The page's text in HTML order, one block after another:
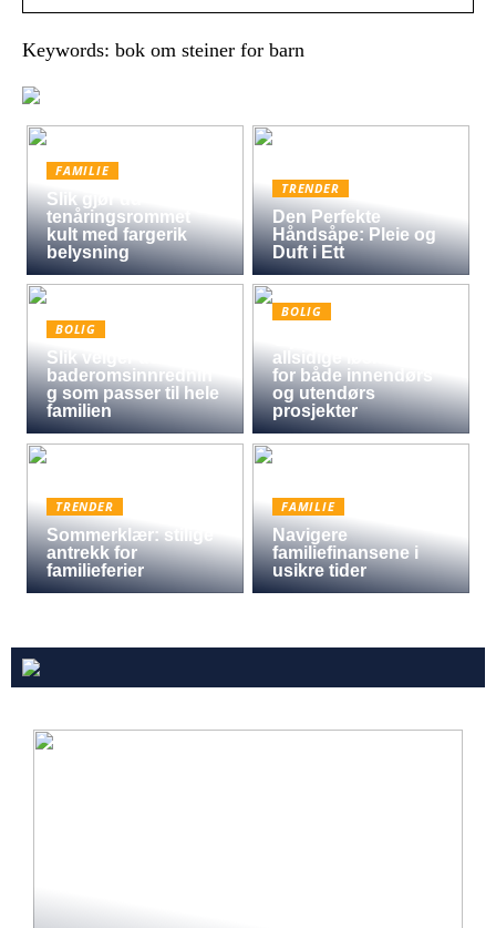
Keywords: bok om steiner for barn
FAMILIE
Slik gjør du
tenåringsrommet
kult med fargerik
belysning
TRENDER
Den Perfekte
Håndsåpe: Pleie og
Duft i Ett
BOLIG
Slik velger du
baderomsinnrednin
g som passer til hele
familien
BOLIG
allsidige løsningen
for både innendørs
og utendørs
prosjekter
TRENDER
Sommerklær: stilige
antrekk for
familieferier
FAMILIE
Navigere
familiefinansene i
usikre tider